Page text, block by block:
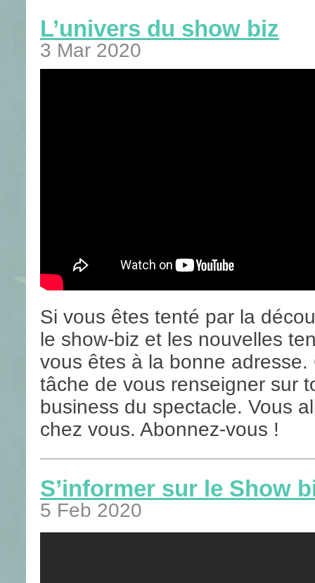
L’univers du show biz
3 Mar 2020
Si vous êtes tenté par la
le show-biz et les nouvelles
vous êtes à la bonne
tâche de vous renseigner sur
business du spectacle. Vous
chez vous. Abonnez-vous !
S’informer sur le Show
5 Feb 2020